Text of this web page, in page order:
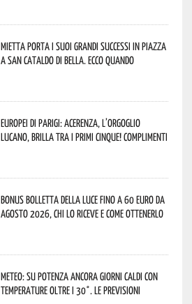
Mietta porta i suoi grandi successi in piazza
a San Cataldo di Bella. Ecco quando
Europei di Parigi: Acerenza, l’orgoglio
lucano, brilla tra i primi cinque! Complimenti
Bonus bolletta della luce fino a 60 euro da
agosto 2026, chi lo riceve e come ottenerlo
Meteo: su Potenza ancora giorni caldi con
temperature oltre i 30°. Le previsioni